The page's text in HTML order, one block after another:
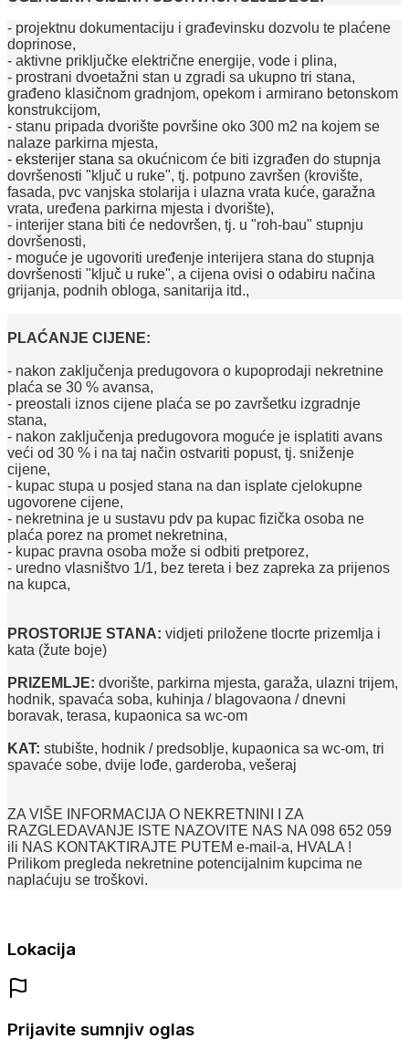
- projektnu dokumentaciju i građevinsku dozvolu te plaćene
doprinose,
- aktivne priključke električne energije, vode i plina,
- prostrani dvoetažni stan u zgradi sa ukupno tri stana,
građeno klasičnom gradnjom, opekom i armirano betonskom
konstrukcijom,
- stanu pripada dvorište površine oko 300 m2 na kojem se
nalaze parkirna mjesta,
- eksterijer stana sa okućnicom će biti izgrađen do stupnja
dovršenosti "ključ u ruke", tj. potpuno završen (krovište,
fasada, pvc vanjska stolarija i ulazna vrata kuće, garažna
vrata, uređena parkirna mjesta i dvorište),
- interijer stana biti će nedovršen, tj. u "roh-bau" stupnju
dovršenosti,
- moguće je ugovoriti uređenje interijera stana do stupnja
dovršenosti "ključ u ruke", a cijena ovisi o odabiru načina
grijanja, podnih obloga, sanitarija itd.,
PLAĆANJE CIJENE:
- nakon zaključenja predugovora o kupoprodaji nekretnine
plaća se 30 % avansa,
- preostali iznos cijene plaća se po završetku izgradnje
stana,
- nakon zaključenja predugovora moguće je isplatiti avans
veći od 30 % i na taj način ostvariti popust, tj. sniženje
cijene,
- kupac stupa u posjed stana na dan isplate cjelokupne
ugovorene cijene,
- nekretnina je u sustavu pdv pa kupac fizička osoba ne
plaća porez na promet nekretnina,
- kupac pravna osoba može si odbiti pretporez,
- uredno vlasništvo 1/1, bez tereta i bez zapreka za prijenos
na kupca,
PROSTORIJE STANA: vidjeti priložene tlocrte prizemlja i
kata (žute boje)
PRIZEMLJE: dvorište, parkirna mjesta, garaža, ulazni trijem,
hodnik, spavaća soba, kuhinja / blagovaona / dnevni
boravak, terasa, kupaonica sa wc-om
KAT: stubište, hodnik / predsoblje, kupaonica sa wc-om, tri
spavaće sobe, dvije lođe, garderoba, vešeraj
ZA VIŠE INFORMACIJA O NEKRETNINI I ZA
RAZGLEDAVANJE ISTE NAZOVITE NAS NA 098 652 059
ili NAS KONTAKTIRAJTE PUTEM e-mail-a, HVALA !
Prilikom pregleda nekretnine potencijalnim kupcima ne
naplaćuju se troškovi.
Lokacija
Prijavite sumnjiv oglas